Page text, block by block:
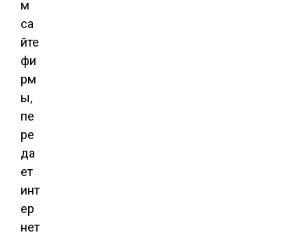
м
са
йте
фи
рм
ы,
пе
ре
да
ет
инт
ер
нет